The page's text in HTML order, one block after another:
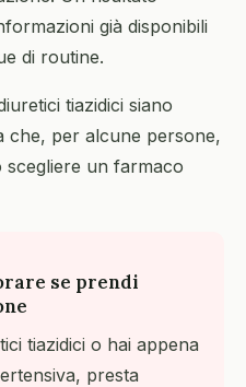
già disponibili
di routine.
tiazidici siano
che, per alcune persone,
un farmaco
se prendi
tiazidici o hai appena
presta